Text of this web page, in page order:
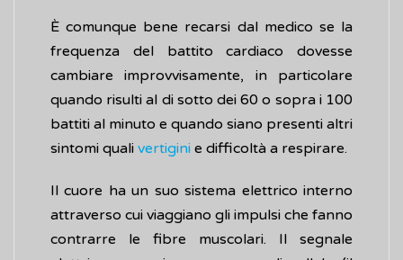
È comunque bene recarsi dal medico se la
frequenza del battito cardiaco dovesse
cambiare improvvisamente, in particolare
quando risulti al di sotto dei 60 o sopra i 100
battiti al minuto e quando siano presenti altri
sintomi quali vertigini e difficoltà a respirare.
Il cuore ha un suo sistema elettrico interno
attraverso cui viaggiano gli impulsi che fanno
contrarre le fibre muscolari. Il segnale